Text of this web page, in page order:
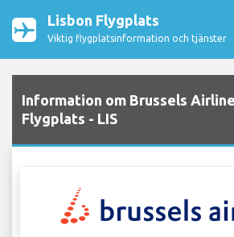
Lisbon Flygplats
Viktig flygplatsinformation och tjänster
Information om Brussels
Flygplats - LIS